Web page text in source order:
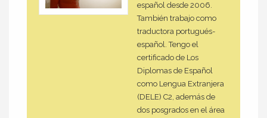
español desde 2006.
También trabajo como
traductora portugués-
español. Tengo el
certificado de Los
Diplomas de Español
como Lengua Extranjera
(DELE) C2, además de
dos posgrados en el área